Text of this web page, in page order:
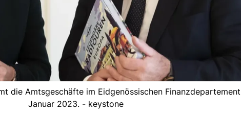
die Amtsgeschäfte im Eidgenössischen
Januar 2023. - keystone